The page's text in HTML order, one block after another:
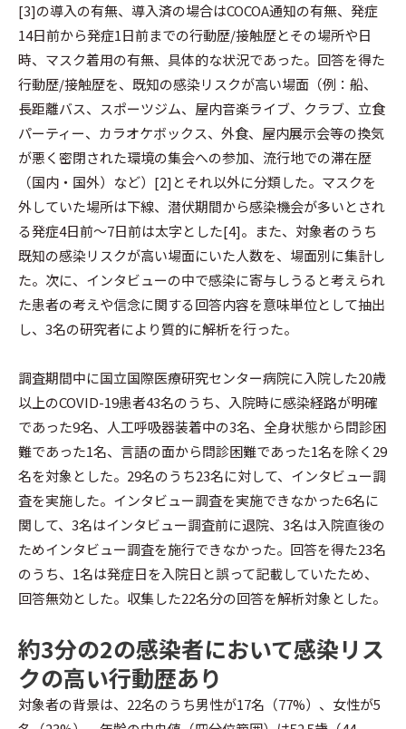
[3]の導入の有無、導入済の場合はCOCOA通知の有無、発症
14日前から発症1日前までの行動歴/接触歴とその場所や日
時、マスク着用の有無、具体的な状況であった。回答を得た
行動歴/接触歴を、既知の感染リスクが高い場面（例：船、
長距離バス、スポーツジム、屋内音楽ライブ、クラブ、立食
パーティー、カラオケボックス、外食、屋内展示会等の換気
が悪く密閉された環境の集会への参加、流行地での滞在歴
（国内・国外）など）[2]とそれ以外に分類した。マスクを
外していた場所は下線、潜伏期間から感染機会が多いとされ
る発症4日前～7日前は太字とした[4]。また、対象者のうち
既知の感染リスクが高い場面にいた人数を、場面別に集計し
た。次に、インタビューの中で感染に寄与しうると考えられ
た患者の考えや信念に関する回答内容を意味単位として抽出
し、3名の研究者により質的に解析を行った。
調査期間中に国立国際医療研究センター病院に入院した20歳
以上のCOVID-19患者43名のうち、入院時に感染経路が明確
であった9名、人工呼吸器装着中の3名、全身状態から問診困
難であった1名、言語の面から問診困難であった1名を除く29
名を対象とした。29名のうち23名に対して、インタビュー調
査を実施した。インタビュー調査を実施できなかった6名に
関して、3名はインタビュー調査前に退院、3名は入院直後の
ためインタビュー調査を施行できなかった。回答を得た23名
のうち、1名は発症日を入院日と誤って記載していたため、
回答無効とした。収集した22名分の回答を解析対象とした。
約3分の2の感染者において感染リス
クの高い行動歴あり
対象者の背景は、22名のうち男性が17名（77%）、女性が5